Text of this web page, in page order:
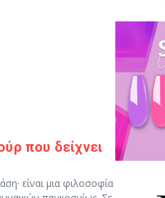
που δείχνει
είναι μια φιλοσοφία